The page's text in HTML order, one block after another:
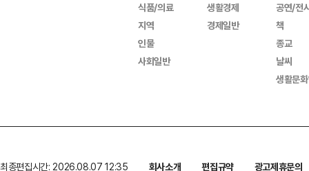
식품/의료
지역
인물
사회일반
생활경제
경제일반
공연/전
책
종교
날씨
생활문
최종편집시간: 2026.08.07 12:35 회사소개 편집규약
광고제휴문의